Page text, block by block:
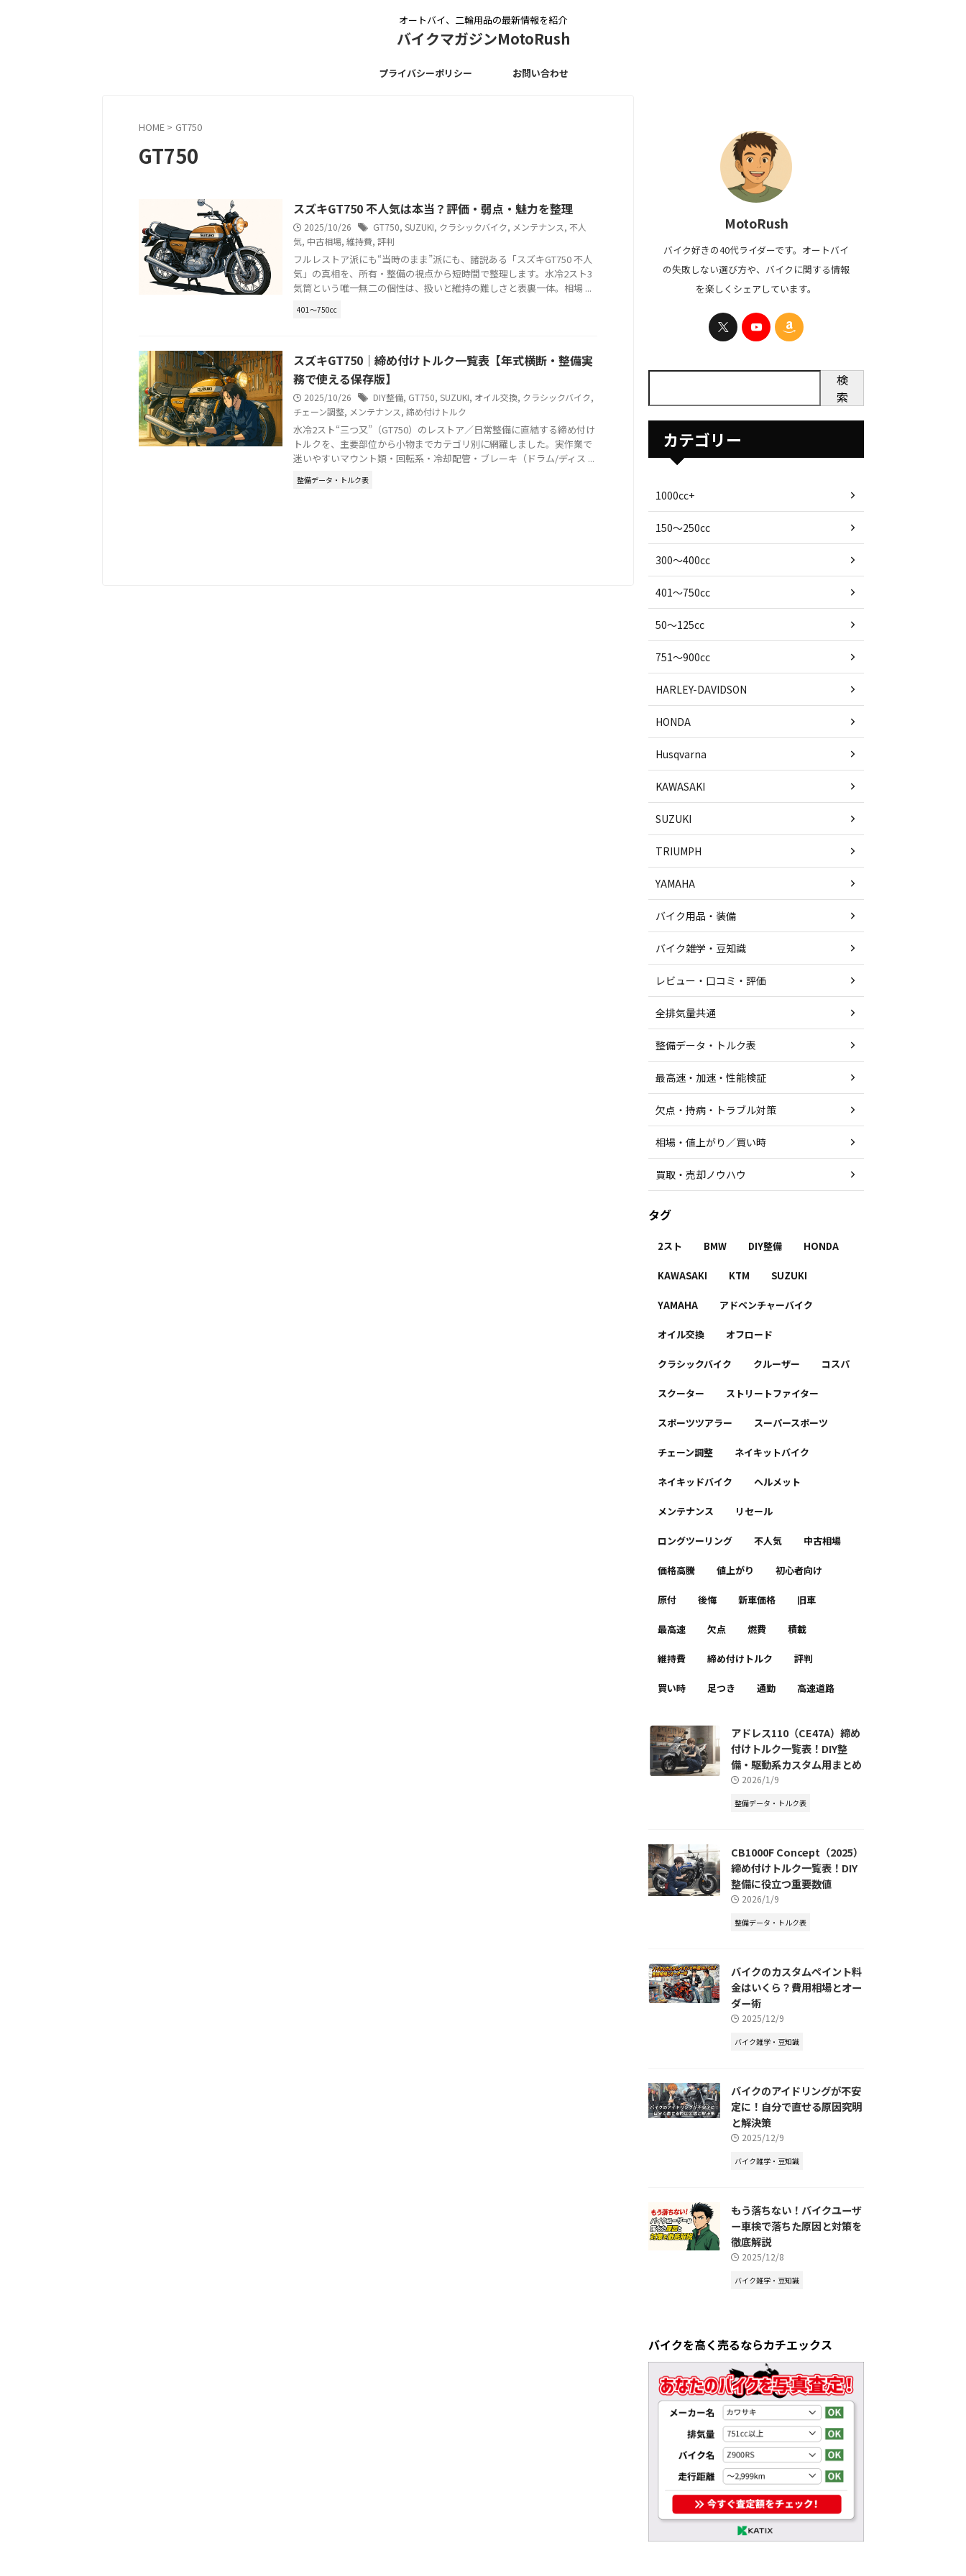
オートバイ、二輪用品の最新情報を紹介
バイクマガジンMotoRush
プライバシーポリシー お問い合わせ
HOME > GT750
GT750
スズキGT750 不人気は本当？評価・弱点・魅力を整理
2025/10/26 GT750, SUZUKI, クラシックバイク, メンテナンス, 不人
気, 中古相場, 維持費, 評判
フルレストア派にも“当時のまま”派にも、諸説ある「スズキGT750 不人
気」の真相を、所有・整備の視点から短時間で整理します。水冷2スト3
気筒という唯一無二の個性は、扱いと維持の難しさと表裏一体。相場 ...
401〜750cc
スズキGT750｜締め付けトルク一覧表【年式横断・整備実
務で使える保存版】
2025/10/26 DIY整備, GT750, SUZUKI, オイル交換, クラシックバイク,
チェーン調整, メンテナンス, 締め付けトルク
水冷2スト“三つ又”（GT750）のレストア／日常整備に直結する締め付け
トルクを、主要部位から小物までカテゴリ別に網羅しました。実作業で
迷いやすいマウント類・回転系・冷却配管・ブレーキ（ドラム/ディス ...
整備データ・トルク表
MotoRush
バイク好きの40代ライダーです。オートバイ
の失敗しない選び方や、バイクに関する情報
を楽しくシェアしています。
検
索
カテゴリー
1000cc+
150〜250cc
300〜400cc
401〜750cc
50〜125cc
751〜900cc
HARLEY-DAVIDSON
HONDA
Husqvarna
KAWASAKI
SUZUKI
TRIUMPH
YAMAHA
バイク用品・装備
バイク雑学・豆知識
レビュー・口コミ・評価
全排気量共通
整備データ・トルク表
最高速・加速・性能検証
欠点・持病・トラブル対策
相場・値上がり／買い時
買取・売却ノウハウ
タグ
2スト BMW DIY整備 HONDA
KAWASAKI KTM SUZUKI
YAMAHA アドベンチャーバイク
オイル交換 オフロード
クラシックバイク クルーザー コスパ
スクーター ストリートファイター
スポーツツアラー スーパースポーツ
チェーン調整 ネイキットバイク
ネイキッドバイク ヘルメット
メンテナンス リセール
ロングツーリング 不人気 中古相場
価格高騰 値上がり 初心者向け
原付 後悔 新車価格 旧車
最高速 欠点 燃費 積載
維持費 締め付けトルク 評判
買い時 足つき 通勤 高速道路
アドレス110（CE47A）締め
付けトルク一覧表！DIY整
備・駆動系カスタム用まとめ
2026/1/9
整備データ・トルク表
CB1000F Concept（2025）
締め付けトルク一覧表！DIY
整備に役立つ重要数値
2026/1/9
整備データ・トルク表
バイクのカスタムペイント料
金はいくら？費用相場とオー
ダー術
2025/12/9
バイク雑学・豆知識
バイクのアイドリングが不安
定に！自分で直せる原因究明
と解決策
2025/12/9
バイク雑学・豆知識
もう落ちない！バイクユーザ
ー車検で落ちた原因と対策を
徹底解説
2025/12/8
バイク雑学・豆知識
バイクを高く売るならカチエックス